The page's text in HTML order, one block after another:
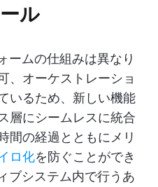
ル
ームの仕組みは異なり
、オーケストレーショ
いるため、新しい機能
層にシームレスに統合
間の経過とともにメリ
ロ化を防ぐことができ
ブシステム内で行うあ